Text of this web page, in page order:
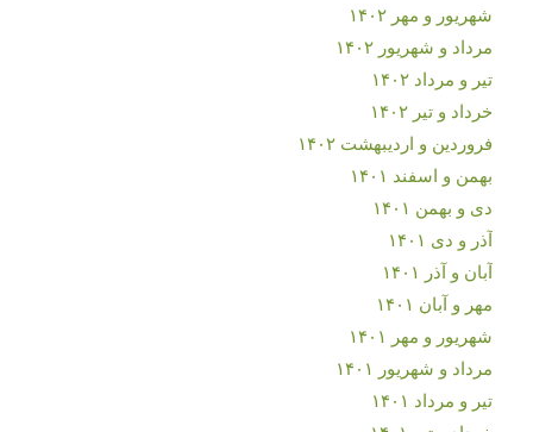
شهریور و مهر ۱۴۰۲
مرداد و شهریور ۱۴۰۲
تیر و مرداد ۱۴۰۲
خرداد و تیر ۱۴۰۲
فروردین و اردیبهشت ۱۴۰۲
بهمن و اسفند ۱۴۰۱
دی و بهمن ۱۴۰۱
آذر و دی ۱۴۰۱
آبان و آذر ۱۴۰۱
مهر و آبان ۱۴۰۱
شهریور و مهر ۱۴۰۱
مرداد و شهریور ۱۴۰۱
تیر و مرداد ۱۴۰۱